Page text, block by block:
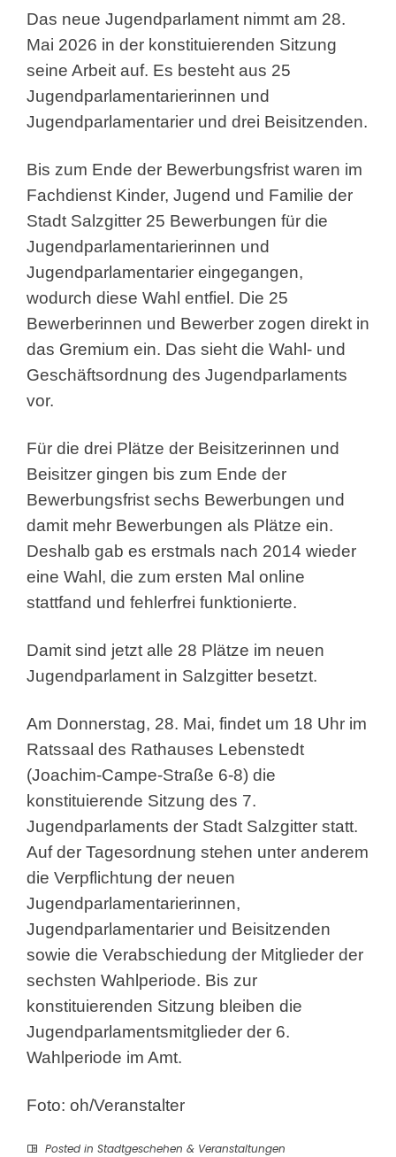
Das neue Jugendparlament nimmt am 28.
Mai 2026 in der konstituierenden Sitzung
seine Arbeit auf. Es besteht aus 25
Jugendparlamentarierinnen und
Jugendparlamentarier und drei Beisitzenden.
Bis zum Ende der Bewerbungsfrist waren im
Fachdienst Kinder, Jugend und Familie der
Stadt Salzgitter 25 Bewerbungen für die
Jugendparlamentarierinnen und
Jugendparlamentarier eingegangen,
wodurch diese Wahl entfiel. Die 25
Bewerberinnen und Bewerber zogen direkt in
das Gremium ein. Das sieht die Wahl- und
Geschäftsordnung des Jugendparlaments
vor.
Für die drei Plätze der Beisitzerinnen und
Beisitzer gingen bis zum Ende der
Bewerbungsfrist sechs Bewerbungen und
damit mehr Bewerbungen als Plätze ein.
Deshalb gab es erstmals nach 2014 wieder
eine Wahl, die zum ersten Mal online
stattfand und fehlerfrei funktionierte.
Damit sind jetzt alle 28 Plätze im neuen
Jugendparlament in Salzgitter besetzt.
Am Donnerstag, 28. Mai, findet um 18 Uhr im
Ratssaal des Rathauses Lebenstedt
(Joachim-Campe-Straße 6-8) die
konstituierende Sitzung des 7.
Jugendparlaments der Stadt Salzgitter statt.
Auf der Tagesordnung stehen unter anderem
die Verpflichtung der neuen
Jugendparlamentarierinnen,
Jugendparlamentarier und Beisitzenden
sowie die Verabschiedung der Mitglieder der
sechsten Wahlperiode. Bis zur
konstituierenden Sitzung bleiben die
Jugendparlamentsmitglieder der 6.
Wahlperiode im Amt.
Foto: oh/Veranstalter
Posted in Stadtgeschehen & Veranstaltungen